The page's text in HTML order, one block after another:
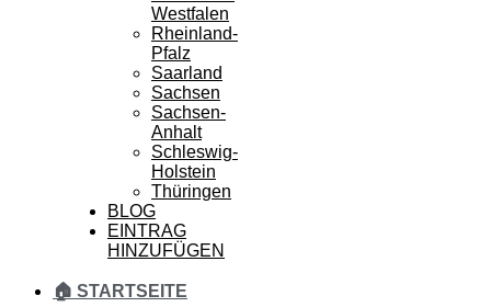
Westfalen
Rheinland-
Pfalz
Saarland
Sachsen
Sachsen-
Anhalt
Schleswig-
Holstein
Thüringen
BLOG
EINTRAG
HINZUFÜGEN
🏠 STARTSEITE